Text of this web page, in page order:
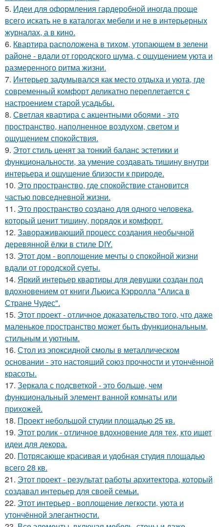
5. Идеи для оформления гардеробной иногда проще
всего искать не в каталогах мебели и не в интерьерных
журналах, а в кино.
6. Квартира расположена в тихом, утопающем в зелени
районе - вдали от городского шума, с ощущением уюта и
размеренного ритма жизни.
7. Интерьер задумывался как место отдыха и уюта, где
современный комфорт деликатно переплетается с
настроением старой усадьбы.
8. Светлая квартира с акцентными обоями - это
пространство, наполненное воздухом, светом и
ощущением спокойствия.
9. Этот стиль ценят за тонкий баланс эстетики и
функциональности, за умение создавать тишину внутри
интерьера и ощущение близости к природе.
10. Это пространство, где спокойствие становится
частью повседневной жизни.
11. Это пространство создано для одного человека,
который ценит тишину, порядок и комфорт.
12. Завораживающий процесс создания необычной
деревянной ёлки в стиле DIY.
13. Этот дом - воплощение мечты о спокойной жизни
вдали от городской суеты.
14. Яркий интерьер квартиры для девушки создан под
вдохновением от книги Льюиса Кэрролла "Алиса в
Стране Чудес".
15. Этот проект - отличное доказательство того, что даже
маленькое пространство может быть функциональным,
стильным и уютным.
16. Стол из эпоксидной смолы в металлическом
основании - это настоящий союз прочности и утончённой
красоты.
17. Зеркала с подсветкой - это больше, чем
функциональный элемент ванной комнаты или
прихожей.
18. Проект небольшой студии площадью 25 кв.
19. Этот ролик - отличное вдохновение для тех, кто ищет
идеи для декора.
20. Потрясающе красивая и удобная студия площадью
всего 28 кв.
21. Этот проект - результат работы архитектора, который
создавал интерьер для своей семьи.
22. Этот интерьер - воплощение легкости, уюта и
утончённой элегантности.